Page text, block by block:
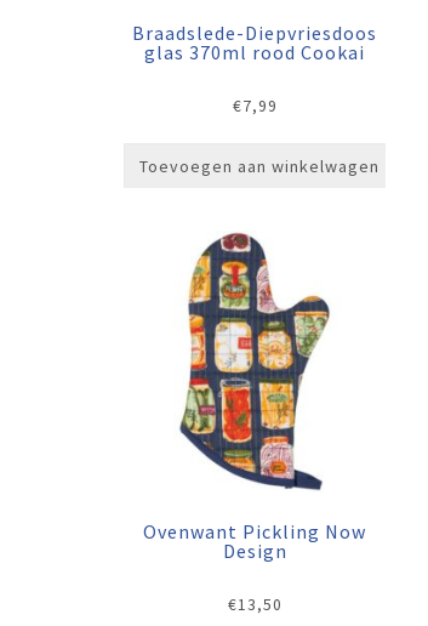
Braadslede-Diepvriesdoos
glas 370ml rood Cookai
€7,99
Toevoegen aan winkelwagen
Ovenwant Pickling Now
Design
€13,50